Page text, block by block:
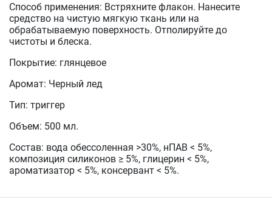
Способ применения: Встряхните флакон. Нанесите
средство на чистую мягкую ткань или на
обрабатываемую поверхность. Отполируйте до
чистоты и блеска.
Покрытие: глянцевое
Аромат: Черный лед
Тип: триггер
Объем: 500 мл.
Состав: вода обессоленная >30%, нПАВ < 5%,
композиция силиконов ≥ 5%, глицерин < 5%,
ароматизатор < 5%, консервант < 5%.